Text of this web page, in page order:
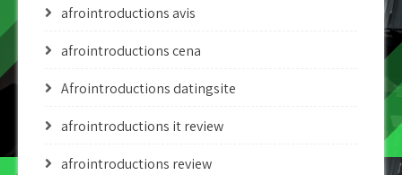
afrointroductions avis
afrointroductions cena
Afrointroductions datingsite
afrointroductions it review
afrointroductions review